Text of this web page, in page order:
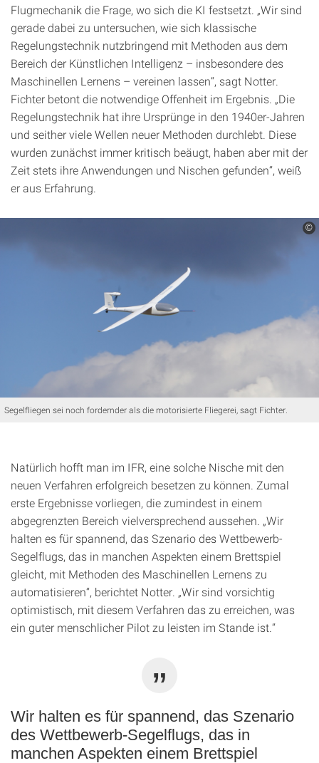
Flugmechanik die Frage, wo sich die KI festsetzt. „Wir sind
gerade dabei zu untersuchen, wie sich klassische
Regelungstechnik nutzbringend mit Methoden aus dem
Bereich der Künstlichen Intelligenz – insbesondere des
Maschinellen Lernens – vereinen lassen“, sagt Notter.
Fichter betont die notwendige Offenheit im Ergebnis. „Die
Regelungstechnik hat ihre Ursprünge in den 1940er-Jahren
und seither viele Wellen neuer Methoden durchlebt. Diese
wurden zunächst immer kritisch beäugt, haben aber mit der
Zeit stets ihre Anwendungen und Nischen gefunden“, weiß
er aus Erfahrung.
©
Segelfliegen sei noch fordernder als die motorisierte Fliegerei, sagt Fichter.
Natürlich hofft man im IFR, eine solche Nische mit den
neuen Verfahren erfolgreich besetzen zu können. Zumal
erste Ergebnisse vorliegen, die zumindest in einem
abgegrenzten Bereich vielversprechend aussehen. „Wir
halten es für spannend, das Szenario des Wettbewerb-
Segelflugs, das in manchen Aspekten einem Brettspiel
gleicht, mit Methoden des Maschinellen Lernens zu
automatisieren“, berichtet Notter. „Wir sind vorsichtig
optimistisch, mit diesem Verfahren das zu erreichen, was
ein guter menschlicher Pilot zu leisten im Stande ist.“
Wir halten es für spannend, das Szenario
des Wettbewerb-Segelflugs, das in
manchen Aspekten einem Brettspiel